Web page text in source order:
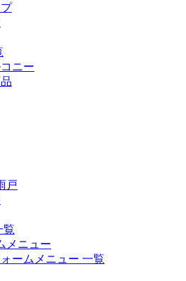
ニー
戸
覧
メニュー
ームメニュー 一覧